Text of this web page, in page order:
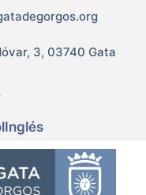
3, 03740 Gata
Inglés